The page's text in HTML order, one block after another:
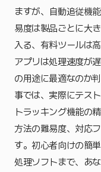
ますが、自動追従機
易度は製品ごとに大
入る、有料ツールは
アプリは処理速度が
の用途に最適なのか
事では、実際にテス
トラッキング機能の
方法の難易度、対応
す。初心者向けの簡
処理ソフトまで、あ